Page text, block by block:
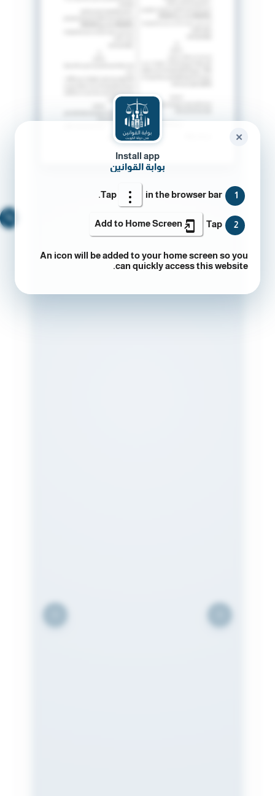
Install app
بوابة القوانين
1
Tap in the browser bar.
2
Tap
Add to Home Screen
An icon will be added to your home screen so you
can quickly access this website.
✕